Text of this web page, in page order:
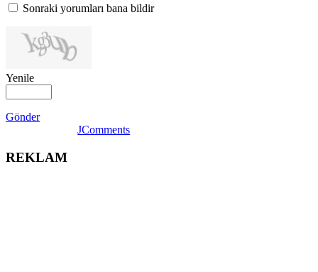
Sonraki yorumları bana bildir
Yenile
Gönder
JComments
REKLAM